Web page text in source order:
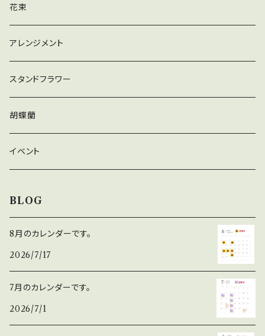
観葉植物
花束
アレンジメント
スタンドフラワー
胡蝶蘭
イベント
BLOG
8月のカレンダーです。
2026/7/17
7月のカレンダーです。
2026/7/1